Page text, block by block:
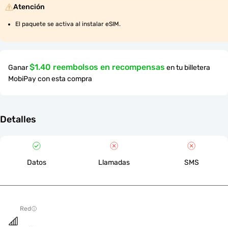
Atención
El paquete se activa al instalar eSIM.
Ganar$1.40 reembolsos en recompensas en tu billetera
MobiPay con esta compra
Detalles
Datos Llamadas SMS
Red